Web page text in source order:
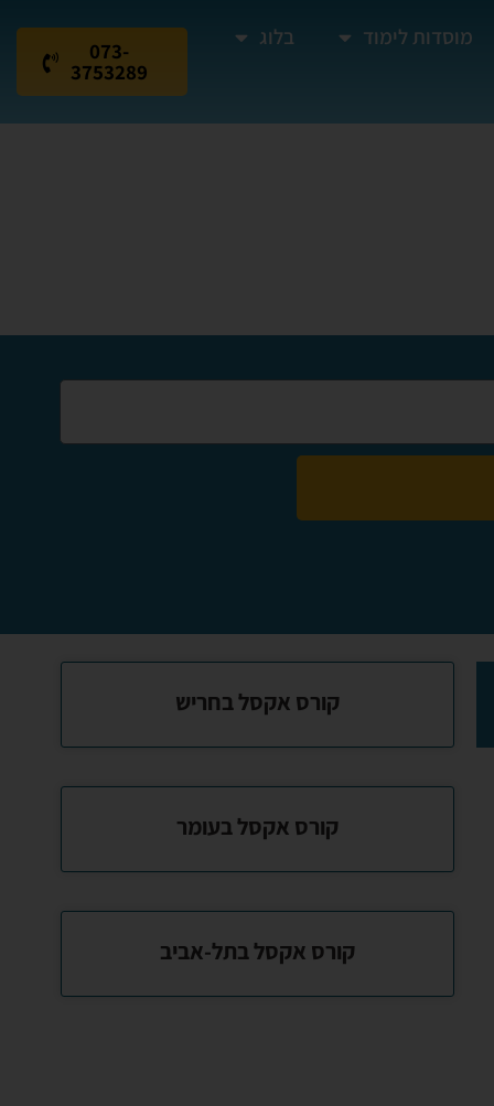
מוסדות לימוד בלוג
073-
3753289
קורס אקסל בחריש
קורס אקסל בעומר
קורס אקסל בתל-אביב